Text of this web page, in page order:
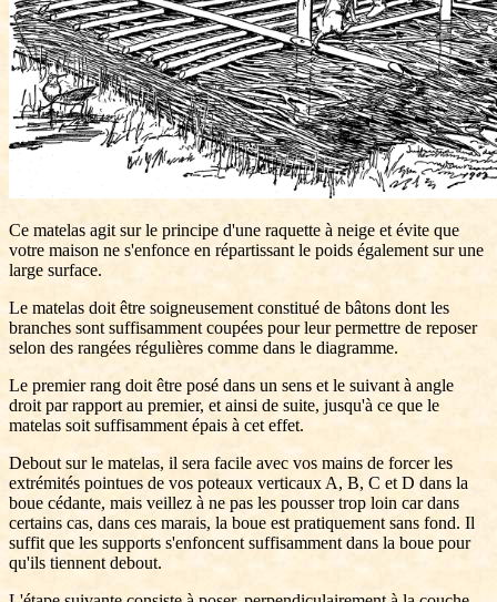
Ce matelas agit sur le principe d'une raquette à neige et évite que
votre maison ne s'enfonce en répartissant le poids également sur une
large surface.
Le matelas doit être soigneusement constitué de bâtons dont les
branches sont suffisamment coupées pour leur permettre de reposer
selon des rangées régulières comme dans le diagramme.
Le premier rang doit être posé dans un sens et le suivant à angle
droit par rapport au premier, et ainsi de suite, jusqu'à ce que le
matelas soit suffisamment épais à cet effet.
Debout sur le matelas, il sera facile avec vos mains de forcer les
extrémités pointues de vos poteaux verticaux A, B, C et D dans la
boue cédante, mais veillez à ne pas les pousser trop loin car dans
certains cas, dans ces marais, la boue est pratiquement sans fond. Il
suffit que les supports s'enfoncent suffisamment dans la boue pour
qu'ils tiennent debout.